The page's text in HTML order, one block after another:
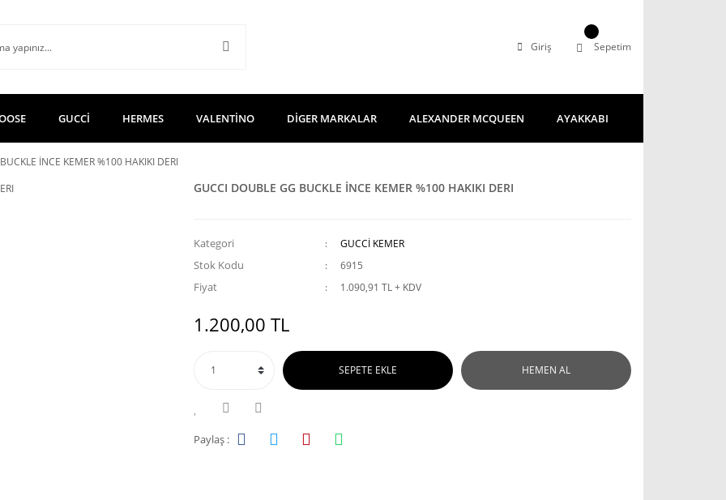
Giriş Sepetim
GUCCİ HERMES VALENTİNO DİGER MARKALAR ALEXANDER MCQUEEN AYAKKABI
İNCE KEMER %100 HAKIKI DERI
GUCCI DOUBLE GG BUCKLE İNCE KEMER %100 HAKIKI DERI
Kategori GUCCİ KEMER
Stok Kodu 6915
Fiyat 1.090,91 TL + KDV
1.200,00 TL
SEPETE EKLE HEMEN AL
Paylaş :